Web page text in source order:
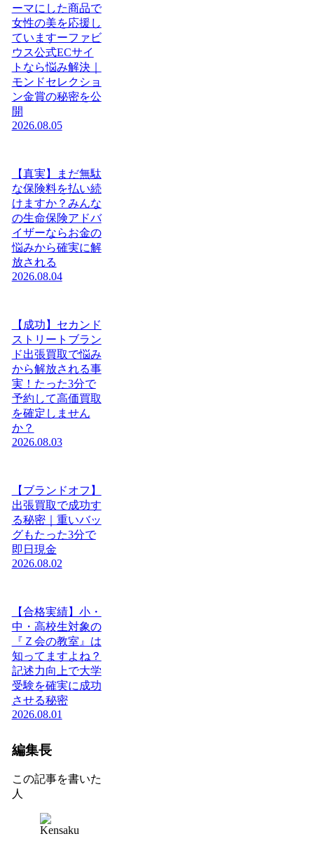
ーマにした商品で
女性の美を応援し
ていますーファビ
ウス公式ECサイ
トなら悩み解決｜
モンドセレクショ
ン金賞の秘密を公
開
2026.08.05
【真実】まだ無駄
な保険料を払い続
けますか？みんな
の生命保険アドバ
イザーならお金の
悩みから確実に解
放される
2026.08.04
【成功】セカンド
ストリートブラン
ド出張買取で悩み
から解放される事
実！たった3分で
予約して高価買取
を確定しません
か？
2026.08.03
【ブランドオフ】
出張買取で成功す
る秘密｜重いバッ
グもたった3分で
即日現金
2026.08.02
【合格実績】小・
中・高校生対象の
『Ｚ会の教室』は
知ってますよね？
記述力向上で大学
受験を確実に成功
させる秘密
2026.08.01
編集長
この記事を書いた
人